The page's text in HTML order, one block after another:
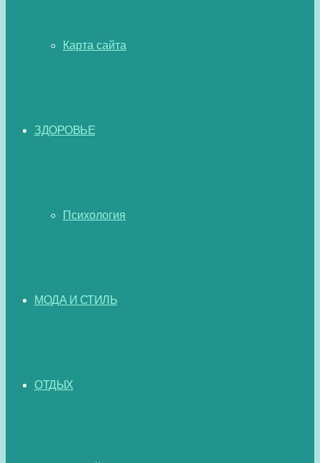
Карта сайта
ЗДОРОВЬЕ
Психология
МОДА И СТИЛЬ
ОТДЫХ